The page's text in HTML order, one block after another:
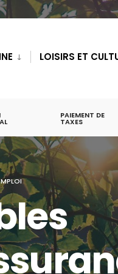
LOISIRS ET
PAIEMENT DE
TAXES